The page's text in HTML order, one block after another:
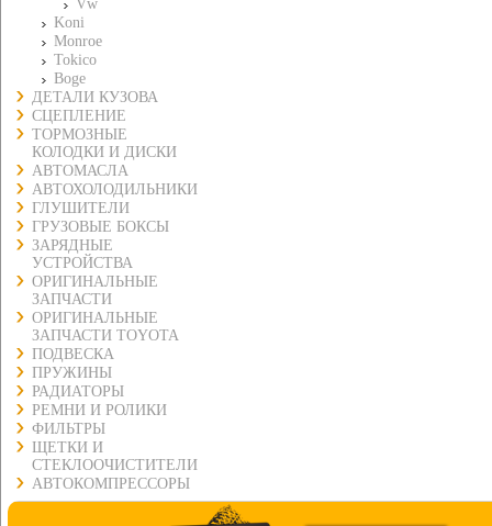
Vw
Koni
Monroe
Tokico
Boge
ДЕТАЛИ КУЗОВА
СЦЕПЛЕНИЕ
ТОРМОЗНЫЕ
КОЛОДКИ И ДИСКИ
АВТОМАСЛА
АВТОХОЛОДИЛЬНИКИ
ГЛУШИТЕЛИ
ГРУЗОВЫЕ БОКСЫ
ЗАРЯДНЫЕ
УСТРОЙСТВА
ОРИГИНАЛЬНЫЕ
ЗАПЧАСТИ
ОРИГИНАЛЬНЫЕ
ЗАПЧАСТИ TOYOTA
ПОДВЕСКА
ПРУЖИНЫ
РАДИАТОРЫ
РЕМНИ И РОЛИКИ
ФИЛЬТРЫ
ЩЕТКИ И
СТЕКЛООЧИСТИТЕЛИ
АВТОКОМПРЕССОРЫ